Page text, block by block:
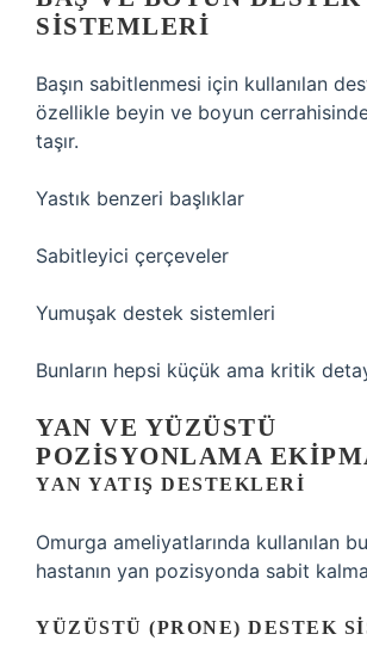
SISTEMLERI
Başın sabitlenmesi için kullanılan
özellikle beyin ve boyun
taşır.
Yastık benzeri başlıklar
Sabitleyici çerçeveler
Yumuşak destek sistemleri
Bunların hepsi küçük ama kritik
YAN VE YÜZÜSTÜ
POZISYONLAMA
YAN YATIŞ DESTEKLERI
Omurga ameliyatlarında kullanılan
hastanın yan pozisyonda sabit
YÜZÜSTÜ (PRONE) DESTEK